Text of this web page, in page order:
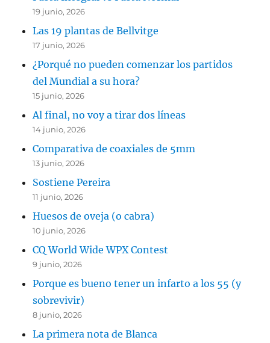
19 junio, 2026
Las 19 plantas de Bellvitge
17 junio, 2026
¿Porqué no pueden comenzar los partidos
del Mundial a su hora?
15 junio, 2026
Al final, no voy a tirar dos líneas
14 junio, 2026
Comparativa de coaxiales de 5mm
13 junio, 2026
Sostiene Pereira
11 junio, 2026
Huesos de oveja (o cabra)
10 junio, 2026
CQ World Wide WPX Contest
9 junio, 2026
Porque es bueno tener un infarto a los 55 (y
sobrevivir)
8 junio, 2026
La primera nota de Blanca